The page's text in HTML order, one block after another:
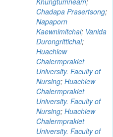
Chadapa Prasertsong;
Napaporn
Kaewnimitchai; Vanida
Durongrittichai;
Huachiew
Chalermprakiet
University. Faculty of
Nursing; Huachiew
Chalermprakiet
University. Faculty of
Nursing; Huachiew
Chalermprakiet
University. Faculty of